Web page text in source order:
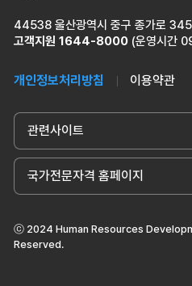
44538 울산광역시 중구 종가로 345
고객지원 1644-8000 (운영시간
개인정보처리방침 이용약관
관련사이트
국가전문자격 홈페이지
ⓒ 2024 Human Resources
Reserved.